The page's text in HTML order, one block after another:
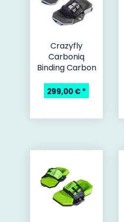
Crazyfly
Carboniq
Binding Carbon
299,00 €*